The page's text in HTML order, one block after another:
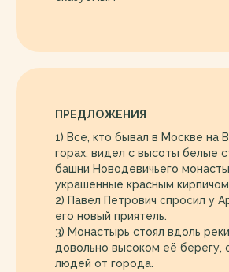
ПРЕДЛОЖЕНИЯ
1) Все, кто бывал в Москве на
горах, видел с высоты белые
башни Новодевичьего
украшенные красным
2) Павел Петрович спросил у
его новый приятель.
3) Монастырь стоял вдоль
довольно высоком её берегу,
людей от города.